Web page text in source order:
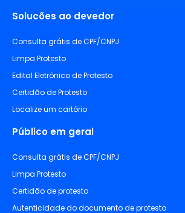
Solucões ao devedor
Consulta grátis de CPF/CNPJ
Limpa Protesto
Edital Eletrônico de Protesto
Certidão de Protesto
Localize um cartório
Público em geral
Consulta grátis de CPF/CNPJ
Limpa Protesto
Certidão de protesto
Autenticidade do documento de protesto